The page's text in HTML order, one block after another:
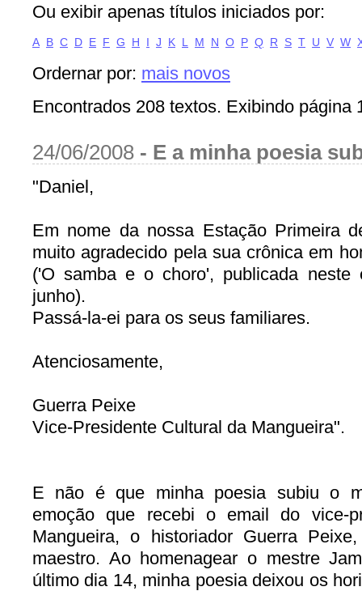
Ou exibir apenas títulos iniciados por:
A B C D E F G H I J K L M N O P Q R S T U V W
Ordernar por: mais novos
Encontrados 208 textos. Exibindo página
24/06/2008 - E a minha poesia
"Daniel,
Em nome da nossa Estação Primeira
muito agradecido pela sua crônica em
('O samba e o choro', publicada
junho).
Passá-la-ei para os seus familiares.
Atenciosamente,
Guerra Peixe
Vice-Presidente Cultural da Mangueira".
E não é que minha poesia subiu o
emoção que recebi o email do vice-
Mangueira, o historiador Guerra
maestro. Ao homenagear o mestre
último dia 14, minha poesia deixou os